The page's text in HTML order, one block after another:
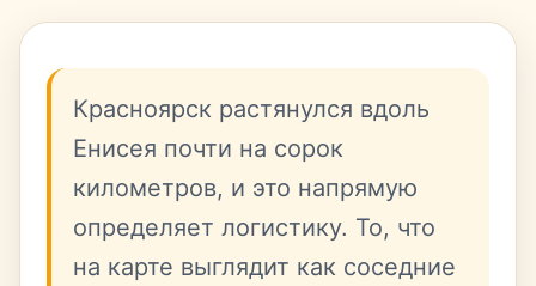
Красноярск растянулся вдоль
Енисея почти на сорок
километров, и это напрямую
определяет логистику. То, что
на карте выглядит как соседние